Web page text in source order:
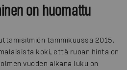
on huomattu
tammikuussa 2015.
koki, että ruoan hinta on
vuoden aikana luku on